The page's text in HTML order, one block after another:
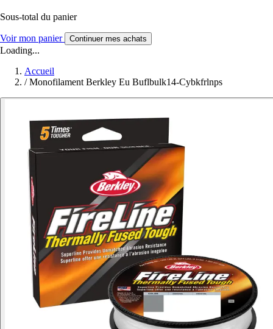
Sous-total du panier
Voir mon panier Continuer mes achats
Loading...
Accueil
/ Monofilament Berkley Eu Buflbulk14-Cybkfrlnps